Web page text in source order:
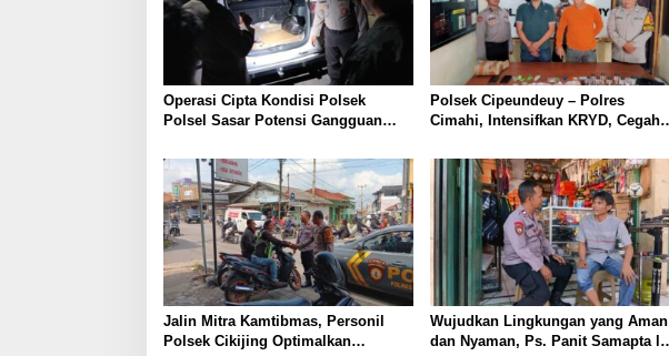
Operasi Cipta Kondisi Polsek
Polsel Sasar Potensi Gangguan
Polsek Cipeundeuy – Polres
Cimahi, Intensifkan KRYD, Cegah
Miras serta Obat Terlarang
Jalin Mitra Kamtibmas, Personil
Polsek Cikijing Optimalkan
Wujudkan Lingkungan yang Aman
dan Nyaman, Ps. Panit Samapta l